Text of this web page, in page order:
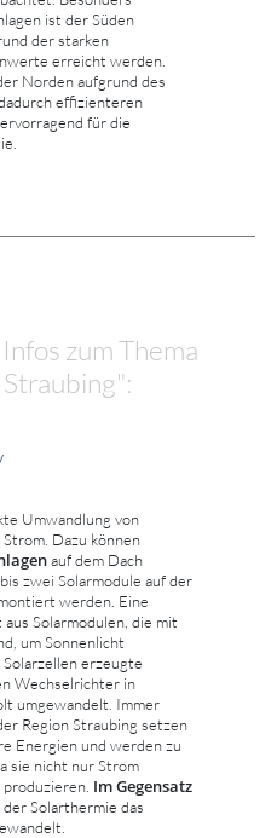
ist der Süden
der starken
erreicht werden.
Norden aufgrund des
effizienteren
für die
zum Thema
Umwandlung von
Dazu können
auf dem Dach
zwei Solarmodule auf der
werden. Eine
Solarmodulen, die mit
um Sonnenlicht
erzeugte
Wechselrichter in
umgewandelt. Immer
Region Straubing setzen
Energien und werden zu
sie nicht nur Strom
Im Gegensatz
Solarthermie das